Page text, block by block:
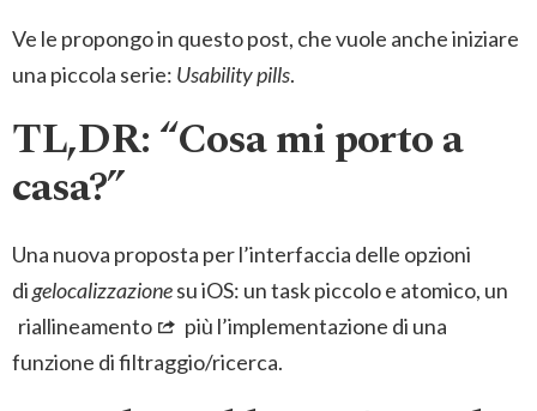
Ve le propongo in questo post, che vuole anche iniziare
una piccola serie: Usability pills.
TL,DR: “Cosa mi porto a
casa?”
Una nuova proposta per l’interfaccia delle opzioni
digelocalizzazionesu iOS: un task piccolo e atomico, un
riallineamento
più l’implementazione di una
funzione di filtraggio/ricerca.